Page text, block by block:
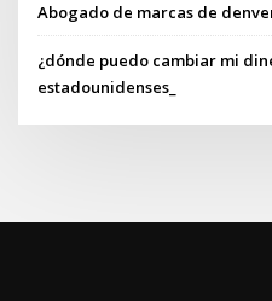
Abogado de marcas de
¿dónde puedo cambiar mi
estadounidenses_